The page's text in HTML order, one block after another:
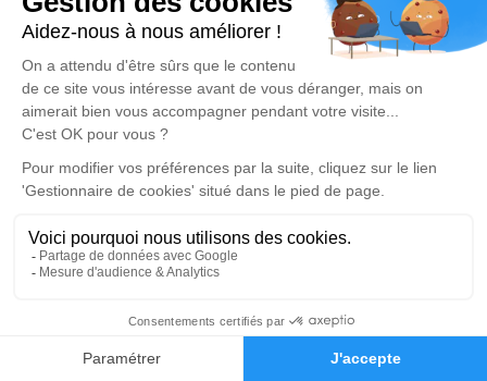
Faire-part Hommages
Cet espace est le vôtre. Nous vous invitons avec joie à le
faire vivre en partagent vos plus belles anecdotes, des photos
souvenirs éclatantes de rire, ou quelques mots doux.
Transformons cet endroit en un magnifique recueil de
moments partagés, à l'image de la vie de Victor !
disponible ici.
Je rends hommage
mercredi 20 mai 2026 à 15h00
Cimetière des îles